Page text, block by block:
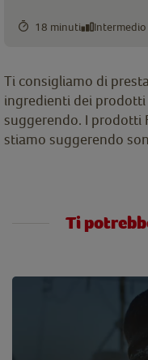
18 minuti Intermedio
Ti consigliamo di
ingredienti dei
suggerendo. I prodotti
stiamo suggerendo
Ti